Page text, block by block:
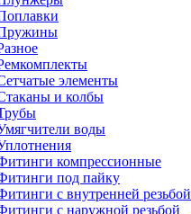
элементы
и колбы
воды
компрессионные
под пайку
с внутренней резьбой
с наружной резьбой